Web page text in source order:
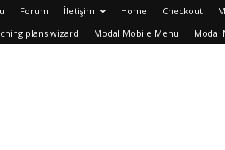
Forum İletişim Home Checkout
plans wizard Modal Mobile Menu Modal